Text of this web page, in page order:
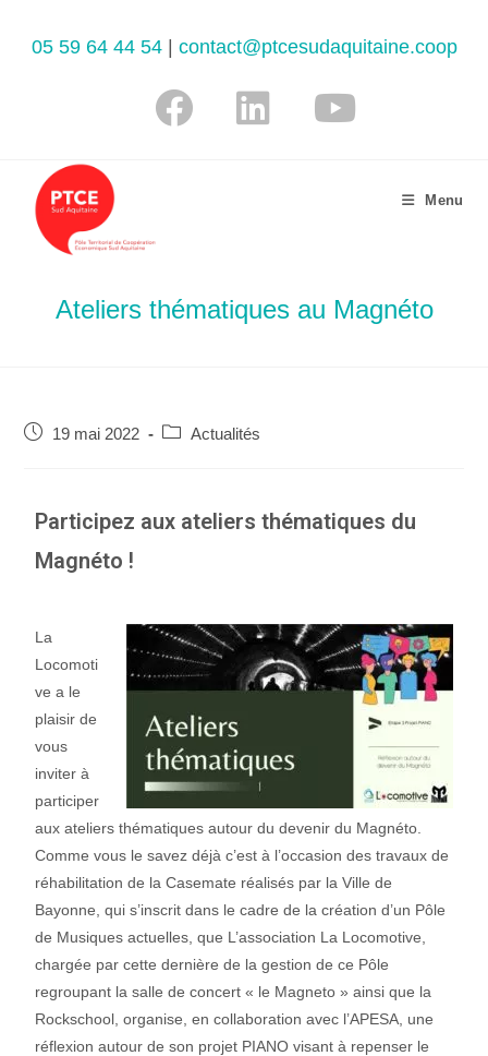
05 59 64 44 54| contact@ptcesudaquitaine.coop
Menu
Ateliers thématiques au Magnéto
19 mai 2022 Actualités
Participez aux ateliers thématiques du
Magnéto !
La
Locomoti
ve a le
plaisir de
vous
inviter à
participer
aux ateliers thématiques autour du devenir du Magnéto.
Comme vous le savez déjà c’est à l’occasion des travaux de
réhabilitation de la Casemate réalisés par la Ville de
Bayonne, qui s’inscrit dans le cadre de la création d’un Pôle
de Musiques actuelles, que L’association La Locomotive,
chargée par cette dernière de la gestion de ce Pôle
regroupant la salle de concert « le Magneto » ainsi que la
Rockschool, organise, en collaboration avec l’APESA, une
réflexion autour de son projet PIANO visant à repenser le